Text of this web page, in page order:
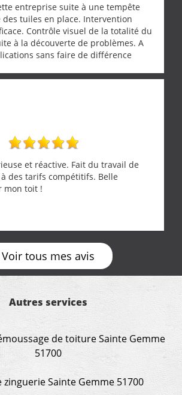
entreprise suite à une tempête
tuiles en place. Intervention
Contrôle visuel de la totalité du
à la découverte de problèmes. A
sans faire de différence
et réactive. Fait du travail de
des tarifs compétitifs. Belle
mon toit !
Voir tous mes avis
Autres services
de toiture Sainte Gemme
51700
zinguerie Sainte Gemme 51700